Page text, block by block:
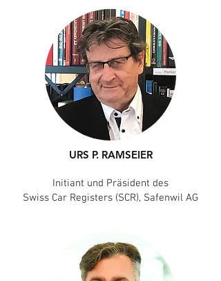
URS P. RAMSEIER
Initiant und Präsident des
Swiss Car Registers (SCR), Safenwil AG